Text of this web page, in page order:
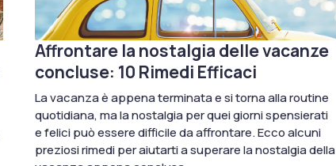
Affrontare la nostalgia delle vacanze
concluse: 10 Rimedi Efficaci
La vacanza è appena terminata e si torna alla routine
quotidiana, ma la nostalgia per quei giorni spensierati
e felici può essere difficile da affrontare. Ecco alcuni
preziosi rimedi per aiutarti a superare la nostalgia della